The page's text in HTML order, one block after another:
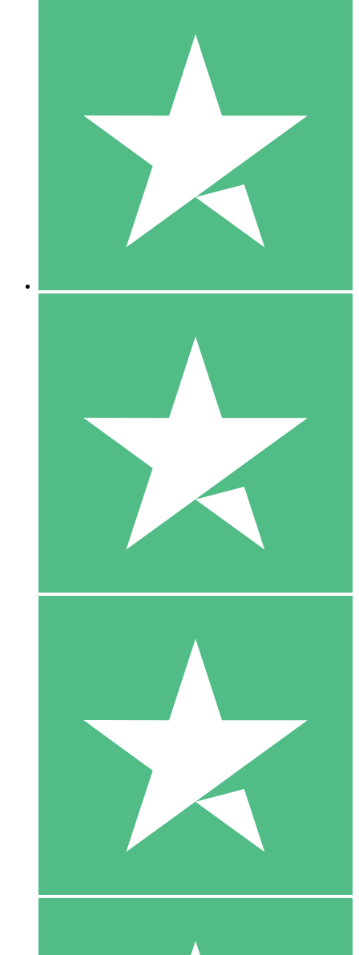
Individuella Kreditpaket
Betala per användning med nedladdningskrediter. Inget
1 Nedladdningar
10 00
10 Nedladdningar
20 00